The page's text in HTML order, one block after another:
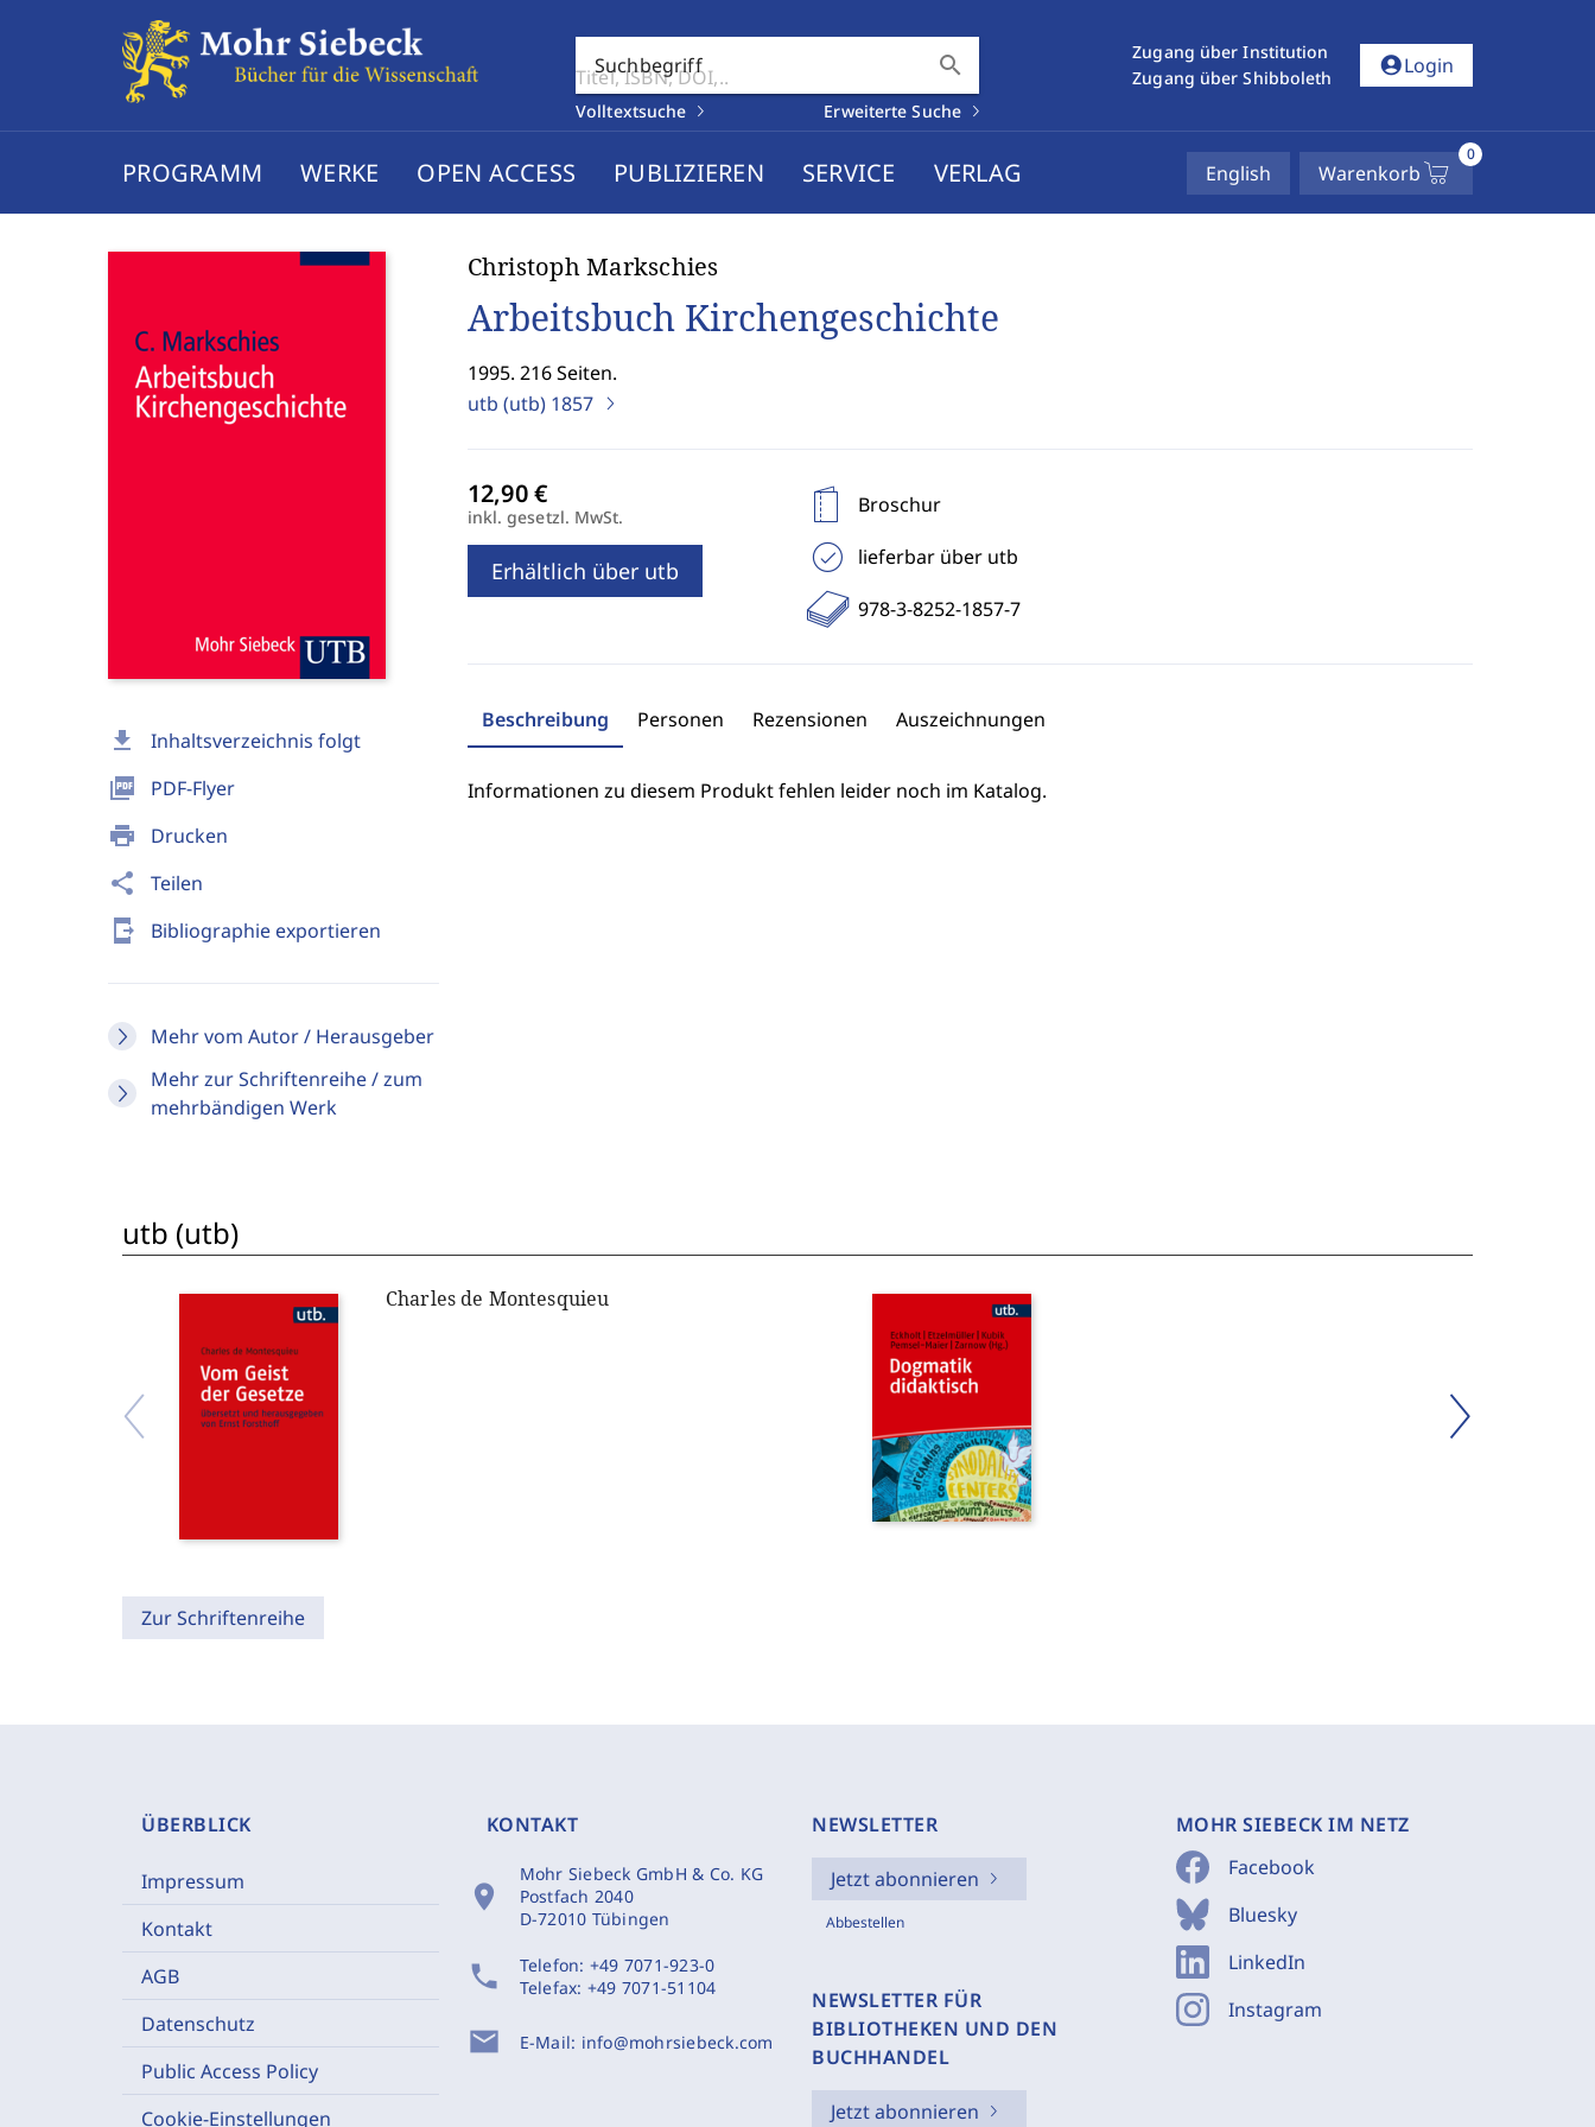
Suchbegriff search
Volltextsuche Erweiterte Suche
Zugang über Institution
Zugang über Shibboleth
account_circleLogin
PROGRAMM WERKE OPEN ACCESS PUBLIZIEREN SERVICE VERLAG English Warenkorb
0
download Inhaltsverzeichnis folgt
picture_as_pdf PDF-Flyer
print Drucken
share Teilen
send_to_mobile Bibliographie exportieren
Mehr vom Autor / Herausgeber
Mehr zur Schriftenreihe / zum
mehrbändigen Werk
Christoph Markschies
Arbeitsbuch Kirchengeschichte
1995. 216 Seiten.
utb (utb) 1857
inkl. gesetzl. MwSt.
Erhältlich über utb
Broschur
lieferbar über utb
978-3-8252-1857-7
Beschreibung Personen Rezensionen Auszeichnungen
Informationen zu diesem Produkt fehlen leider noch im Katalog.
utb (utb)
Charles de Montesquieu
Zur Schriftenreihe
ÜBERBLICK
Impressum
Kontakt
AGB
Datenschutz
Public Access Policy
Cookie-Einstellungen
KONTAKT
location_on
Mohr Siebeck GmbH & Co. KG
Postfach 2040
D-72010 Tübingen
phone Telefon: +49 7071-923-0
Telefax: +49 7071-51104
mail E-Mail: info@mohrsiebeck.com
NEWSLETTER
Jetzt abonnieren
Abbestellen
NEWSLETTER FÜR
BIBLIOTHEKEN UND DEN
BUCHHANDEL
Jetzt abonnieren
MOHR SIEBECK IM NETZ
Facebook
Bluesky
LinkedIn
Instagram